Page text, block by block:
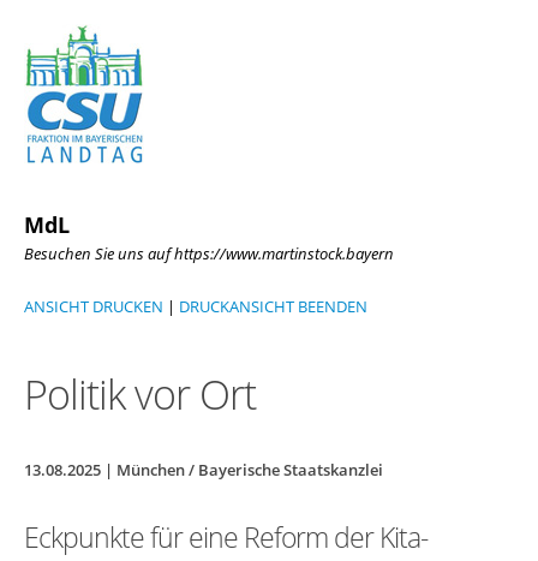
MdL
Besuchen Sie uns auf https://www.martinstock.bayern
ANSICHT DRUCKEN | DRUCKANSICHT BEENDEN
Politik vor Ort
13.08.2025 | München / Bayerische Staatskanzlei
Eckpunkte für eine Reform der Kita-